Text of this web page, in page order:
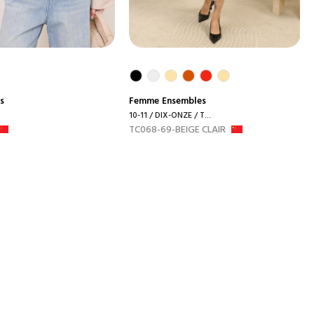
Femme Ensembles
10-11 / DIX-ONZE / T...
TC068-69-BEIGE CLAIR